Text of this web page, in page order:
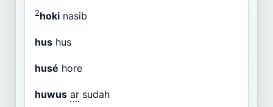
2hoki nasib
hus hus
husé hore
huwus ar sudah